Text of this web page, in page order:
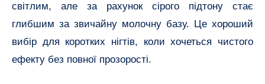
світлим, але за рахунок сірого підтону стає
глибшим за звичайну молочну базу. Це хороший
вибір для коротких нігтів, коли хочеться чистого
ефекту без повної прозорості.